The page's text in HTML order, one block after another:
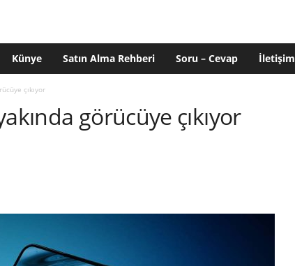
Künye Satın Alma Rehberi Soru – Cevap İletişim
çıkıyor
görücüye çıkıyor